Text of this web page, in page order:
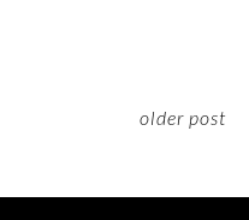
older post